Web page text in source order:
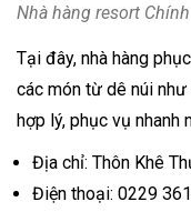
Nhà hàng resort
Tại đây, nhà hàng
các món từ dê núi
hợp lý, phục vụ nhanh
Địa chỉ: Thôn Khê
Điện thoại: 0229